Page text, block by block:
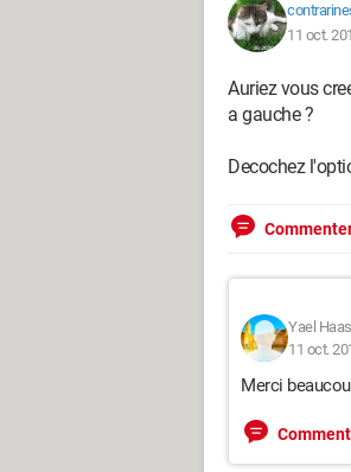
11 oct.
Auriez vous
a gauche ?
Decochez
Yael Haas
11 oct.
Merci